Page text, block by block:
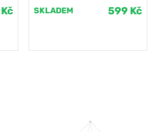
SKLADEM 599 Kč